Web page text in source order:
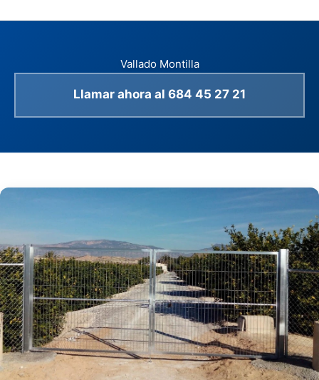
Vallado Montilla
Llamar ahora al 684 45 27 21